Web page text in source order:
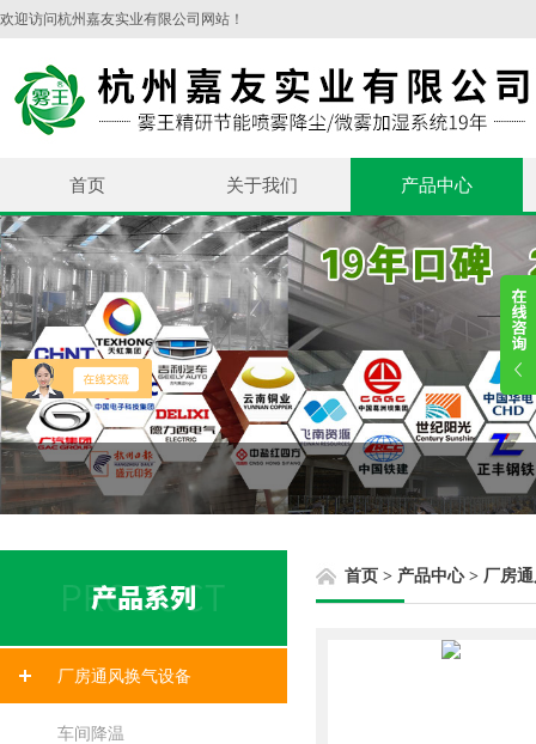
欢迎访问杭州嘉友实业有限公司网站！
首页 关于我们 产品中心
厂房通风换气设备
车间降温
首页 > 产品中心> 厂房